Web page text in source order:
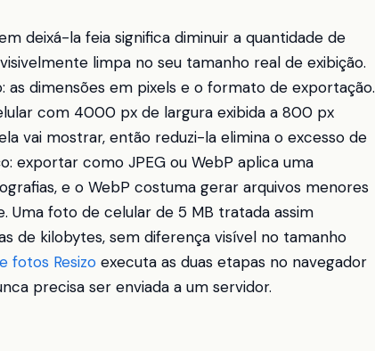
deixá-la feia significa diminuir a quantidade de
limpa no seu tamanho real de exibição.
as dimensões em pixels e o formato de exportação.
com 4000 px de largura exibida a 800 px
vai mostrar, então reduzi-la elimina o excesso de
exportar como JPEG ou WebP aplica uma
e o WebP costuma gerar arquivos menores
Uma foto de celular de 5 MB tratada assim
de kilobytes, sem diferença visível no tamanho
fotos Resizo executa as duas etapas no navegador
precisa ser enviada a um servidor.